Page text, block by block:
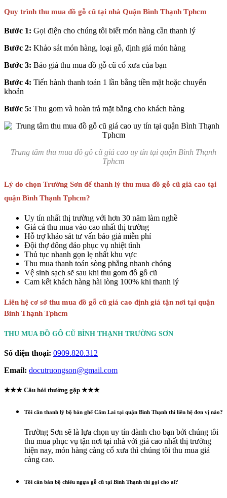
Quy trình thu mua đồ gỗ cũ tại nhà Quận Bình Thạnh Tphcm
Bước 1: Gọi điện cho chúng tôi biết món hàng cần thanh lý
Bước 2: Khảo sát món hàng, loại gỗ, định giá món hàng
Bước 3: Báo giá thu mua đồ gỗ cũ cổ xưa của bạn
Bước 4: Tiến hành thanh toán 1 lần bằng tiền mặt hoặc chuyển
khoản
Bước 5: Thu gom và hoàn trả mặt bằng cho khách hàng
Trung tâm thu mua đồ gỗ cũ giá cao uy tín tại quận Bình Thạnh
Tphcm
Lý do chọn Trường Sơn để thanh lý thu mua đồ gỗ cũ giá cao tại
quận Bình Thạnh Tphcm?
Uy tín nhất thị trường với hơn 30 năm làm nghề
Giá cả thu mua vào cao nhất thị trường
Hỗ trợ khảo sát tư vấn báo giá miễn phí
Đội thợ đông đảo phục vụ nhiệt tình
Thủ tục nhanh gọn lẹ nhất khu vực
Thu mua thanh toán sòng phẳng nhanh chóng
Vệ sinh sạch sẽ sau khi thu gom đồ gỗ cũ
Cam kết khách hàng hài lòng 100% khi thanh lý
Liên hệ cơ sở thu mua đồ gỗ cũ giá cao định giá tận nơi tại quận
Bình Thạnh Tphcm
THU MUA ĐỒ GỖ CŨ BÌNH THẠNH TRƯỜNG SƠN
Số điện thoại: 0909.820.312
Email: docutruongson@gmail.com
★★★ Câu hỏi thường gặp ★★★
Tôi cần thanh lý bộ bàn ghế Cẩm Lai tại quận Bình Thạnh thì liên hệ đơn vị nào?
Trường Sơn sẽ là lựa chọn uy tín dành cho bạn bởi chúng tôi
thu mua phục vụ tận nơi tại nhà với giá cao nhất thị trường
hiện nay, món hàng càng cổ xưa thì chúng tôi thu mua giá
càng cao.
Tôi cần bán bộ chiếu ngựa gỗ cũ tại Bình Thạnh thì gọi cho ai?